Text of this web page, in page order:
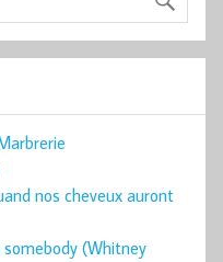
nos cheveux auront
(Whitney